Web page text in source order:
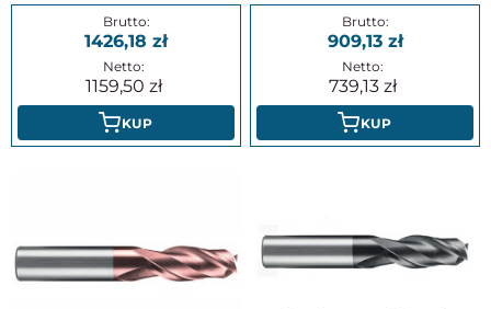
1426,18
1159,50
KUP
909,13
739,13
KUP